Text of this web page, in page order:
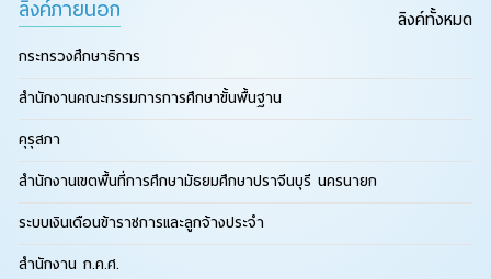
ลิงค์ภายนอก ลิงค์ทั้งหมด
กระทรวงศึกษาธิการ
สำนักงานคณะกรรมการการศึกษาขั้นพื้นฐาน
คุรุสภา
สำนักงานเขตพื้นที่การศึกษามัธยมศึกษาปราจีนบุรี นครนายก
ระบบเงินเดือนข้าราชการและลูกจ้างประจำ
สำนักงาน ก.ค.ศ.